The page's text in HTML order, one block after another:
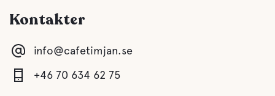
Vand
Kontakter
info@cafetimjan.se
+46 70 634 62 75